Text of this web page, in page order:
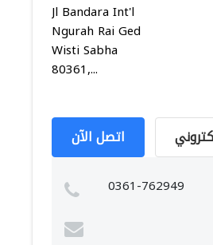
Jl Bandara Int'l
Ngurah Rai Ged
Wisti Sabha
80361,...
اتصل الآن
0361-762949